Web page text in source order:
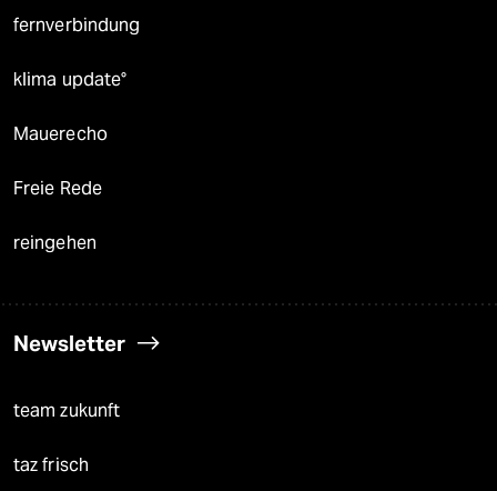
fernverbindung
klima update°
Mauerecho
Freie Rede
reingehen
Newsletter
team zukunft
taz frisch